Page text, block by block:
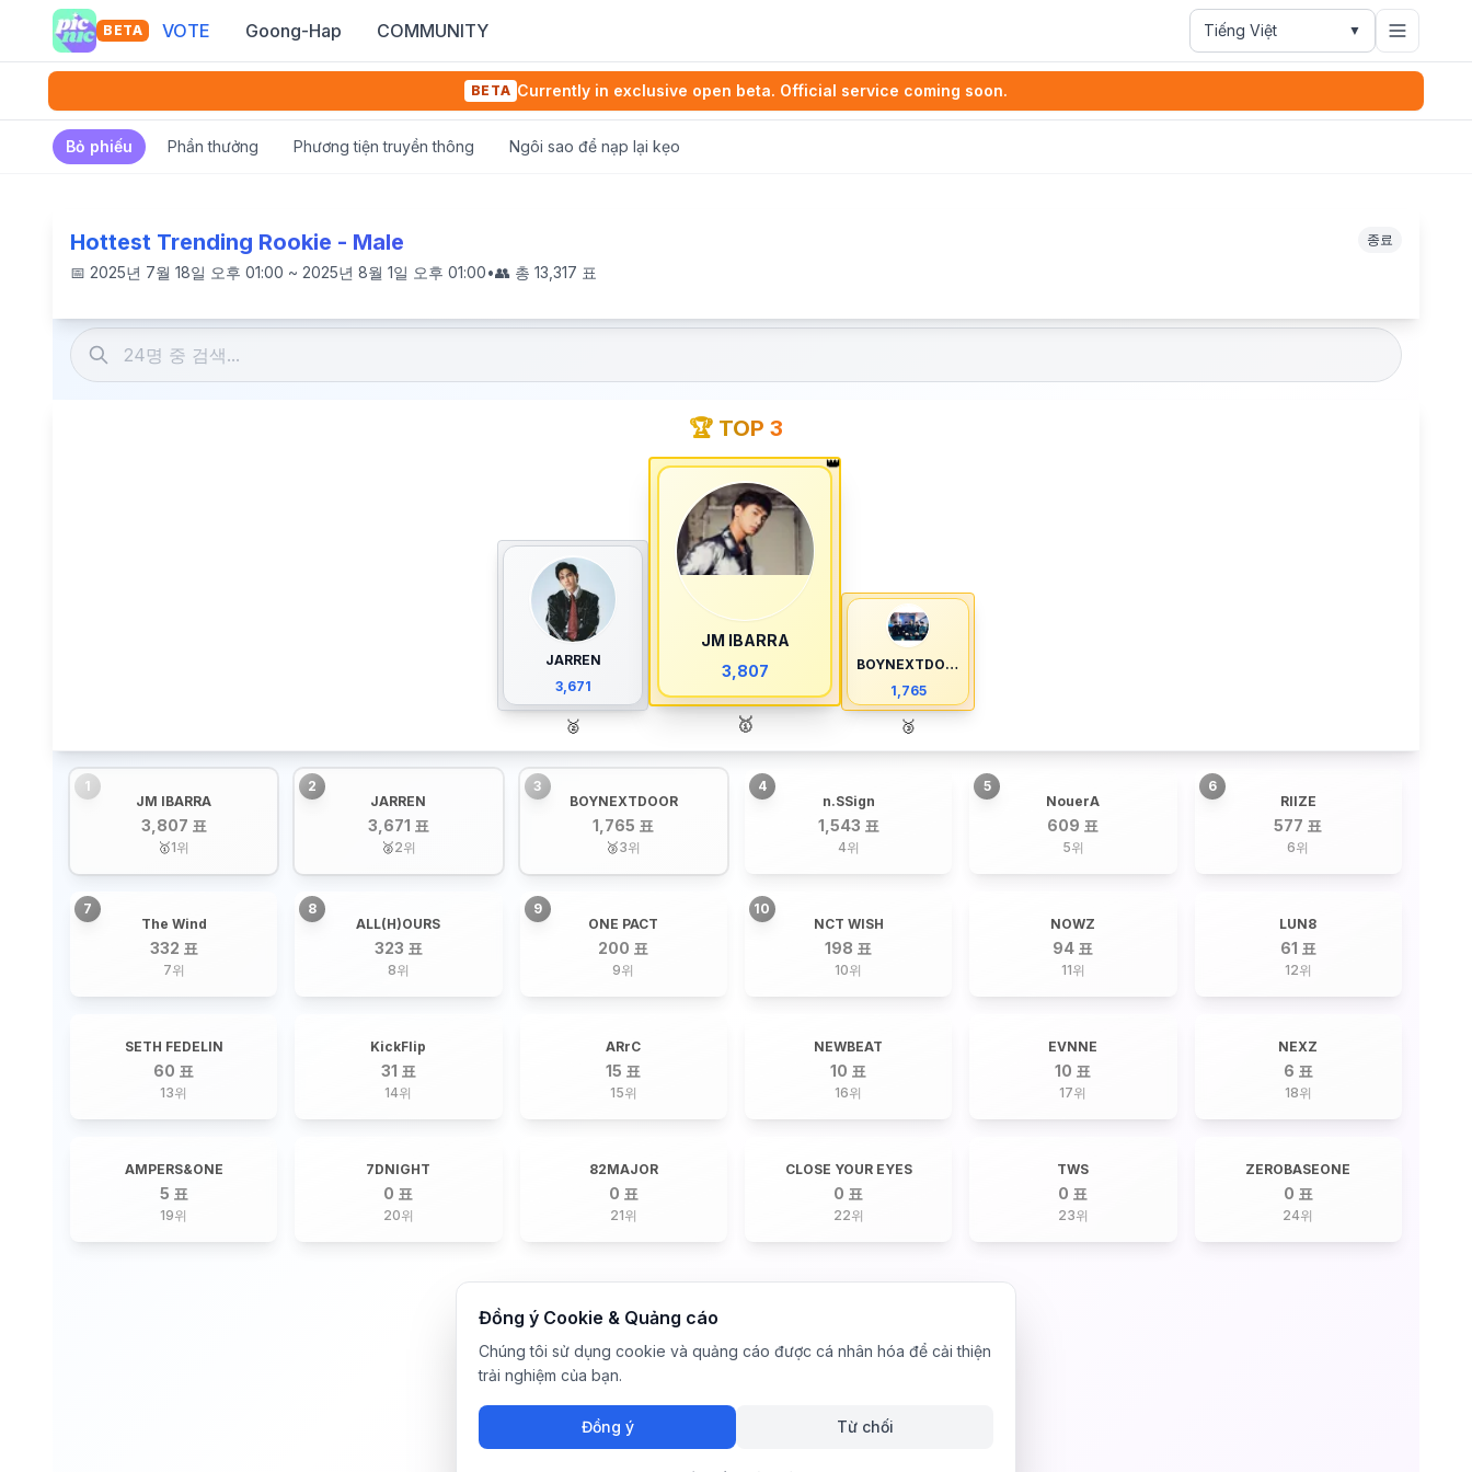
BETA VOTE Goong-Hap COMMUNITY Tiếng Việt ▼
BETA Currently in exclusive open beta. Official service coming soon.
Bỏ phiếu Phần thưởng Phương tiện truyền thông Ngôi sao để nạp lại kẹo
Hottest Trending Rookie - Male 종료
📅 2025년 7월 18일 오후 01:00 ~ 2025년 8월 1일 오후 01:00•👥 총 13,317 표
🏆 TOP 3
JARREN
3,671
🥈
👑
JM IBARRA
3,807
🥇
BOYNEXTDOOR
1,765
🥉
1
JM IBARRA
3,807 표
🥇1위
2
JARREN
3,671 표
🥈2위
3
BOYNEXTDOOR
1,765 표
🥉3위
4
n.SSign
1,543 표
4위
5
NouerA
609 표
5위
6
RIIZE
577 표
6위
7
The Wind
332 표
7위
8
ALL(H)OURS
323 표
8위
9
ONE PACT
200 표
9위
10
NCT WISH
198 표
10위
NOWZ
94 표
11위
LUN8
61 표
12위
SETH FEDELIN
60 표
13위
KickFlip
31 표
14위
ARrC
15 표
15위
NEWBEAT
10 표
16위
EVNNE
10 표
17위
NEXZ
6 표
18위
AMPERS&ONE
5 표
19위
7DNIGHT
0 표
20위
82MAJOR
0 표
21위
CLOSE YOUR EYES
0 표
22위
TWS
0 표
23위
ZEROBASEONE
0 표
24위
Đồng ý Cookie & Quảng cáo
Chúng tôi sử dụng cookie và quảng cáo được cá nhân hóa để cải thiện
trải nghiệm của bạn.
Đồng ý Từ chối